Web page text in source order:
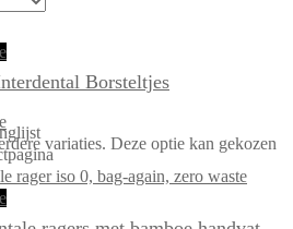
Borsteltjes
variaties. Deze optie kan gekozen